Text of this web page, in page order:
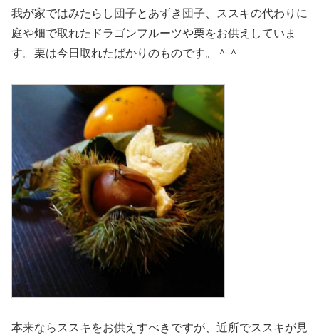
我が家ではみたらし団子とあずき団子、ススキの代わりに
庭や畑で取れたドラゴンフルーツや栗をお供えしていま
す。栗は今日取れたばかりのものです。＾＾
本来ならススキをお供えすべきですが、近所でススキが見